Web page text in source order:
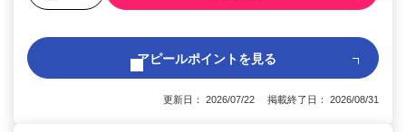
アピールポイントを見る
更新日： 2026/07/22 掲載終了日： 2026/08/31